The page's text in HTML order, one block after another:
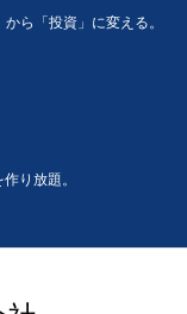
ら「投資」に変える。
り放題。